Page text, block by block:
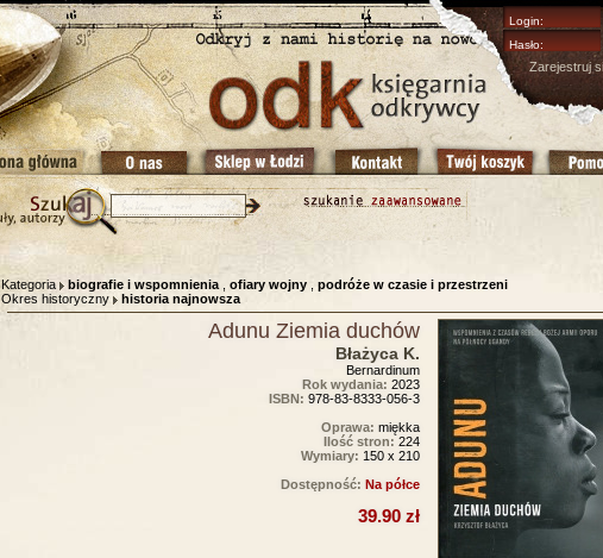
Zarejestruj
Kategoria biografie i wspomnienia, ofiary wojny, podróże w czasie i przestrzeni
Okres historyczny
historia najnowsza
Adunu Ziemia duchów
Błażyca K.
Bernardinum
Rok wydania: 2023
ISBN: 978-83-8333-056-3
Oprawa: miękka
Ilość stron: 224
Wymiary: 150 x 210
Dostępność: Na półce
39.90 zł